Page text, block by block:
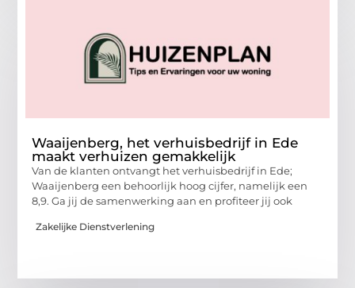
Waaijenberg, het verhuisbedrijf in Ede
maakt verhuizen gemakkelijk
Van de klanten ontvangt het verhuisbedrijf in Ede;
Waaijenberg een behoorlijk hoog cijfer, namelijk een
8,9. Ga jij de samenwerking aan en profiteer jij ook
Zakelijke Dienstverlening